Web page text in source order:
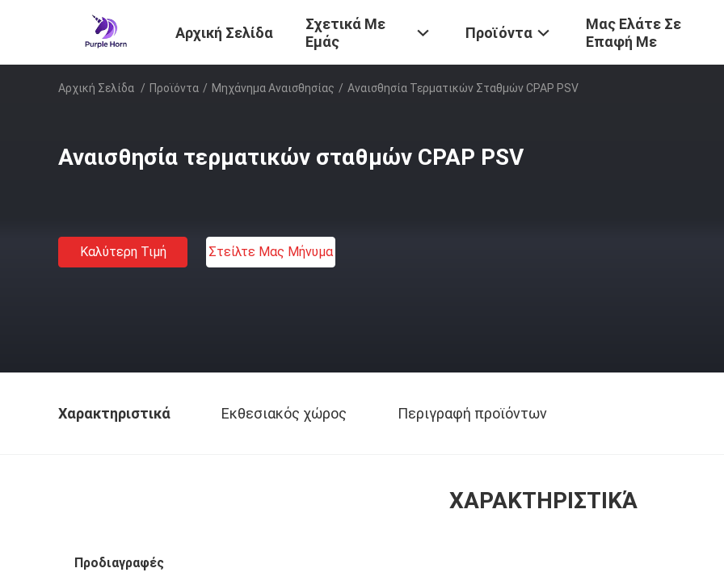
Αρχική Σελίδα
Σχετικά Με
Εμάς
Προϊόντα
Μας Ελάτε Σε
Επαφή Με
Αρχική Σελίδα / Προϊόντα / Μηχάνημα Αναισθησίας / Αναισθησία Τερματικών Σταθμών CPAP PSV
Αναισθησία τερματικών σταθμών CPAP PSV
Καλύτερη Τιμή Στείλτε Μας Μήνυμα
Χαρακτηριστικά Εκθεσιακός χώρος Περιγραφή προϊόντων
ΧΑΡΑΚΤΗΡΙΣΤΙΚΆ
Προδιαγραφές